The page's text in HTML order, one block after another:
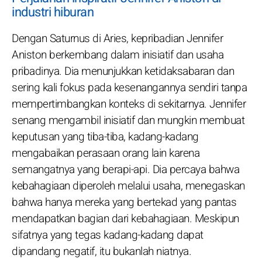
industri hiburan
Dengan Saturnus di Aries, kepribadian Jennifer
Aniston berkembang dalam inisiatif dan usaha
pribadinya. Dia menunjukkan ketidaksabaran dan
sering kali fokus pada kesenangannya sendiri tanpa
mempertimbangkan konteks di sekitarnya. Jennifer
senang mengambil inisiatif dan mungkin membuat
keputusan yang tiba-tiba, kadang-kadang
mengabaikan perasaan orang lain karena
semangatnya yang berapi-api. Dia percaya bahwa
kebahagiaan diperoleh melalui usaha, menegaskan
bahwa hanya mereka yang bertekad yang pantas
mendapatkan bagian dari kebahagiaan. Meskipun
sifatnya yang tegas kadang-kadang dapat
dipandang negatif, itu bukanlah niatnya.